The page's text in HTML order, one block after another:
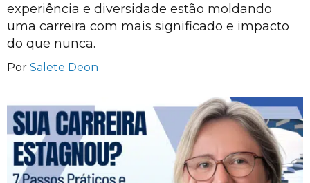
experiência e diversidade estão moldando
uma carreira com mais significado e impacto
do que nunca.
Por Salete Deon